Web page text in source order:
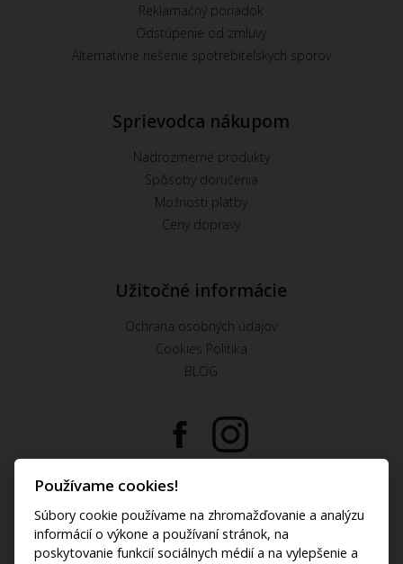
Reklamačný poriadok
Odstúpenie od zmluvy
Alternatívne riešenie spotrebiteľských sporov
Sprievodca nákupom
Nadrozmerné produkty
Spôsoby doručenia
Možnosti platby
Ceny dopravy
Užitočné informácie
Ochrana osobných údajov
Cookies Politika
BLOG
U nás môžete platiť:
Používame cookies!
Súbory cookie používame na zhromažďovanie a analýzu
informácií o výkone a používaní stránok, na
poskytovanie funkcií sociálnych médií a na vylepšenie a